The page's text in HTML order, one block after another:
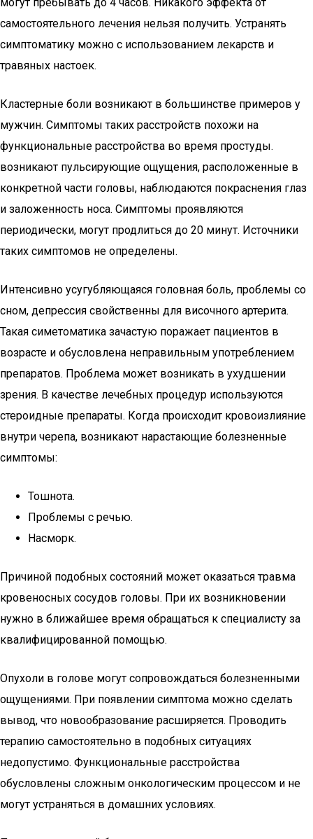
самостоятельного лечения нельзя получить. Устранять
симптоматику можно с использованием лекарств и
травяных настоек.
Кластерные боли возникают в большинстве примеров у
мужчин. Симптомы таких расстройств похожи на
функциональные расстройства во время простуды.
возникают пульсирующие ощущения, расположенные в
конкретной части головы, наблюдаются покраснения глаз
и заложенность носа. Симптомы проявляются
периодически, могут продлиться до 20 минут. Источники
таких симптомов не определены.
Интенсивно усугубляющаяся головная боль, проблемы со
сном, депрессия свойственны для височного артерита.
Такая симетоматика зачастую поражает пациентов в
возрасте и обусловлена неправильным употреблением
препаратов. Проблема может возникать в ухудшении
зрения. В качестве лечебных процедур используются
стероидные препараты. Когда происходит кровоизлияние
внутри черепа, возникают нарастающие болезненные
симптомы:
Тошнота.
Проблемы с речью.
Насморк.
Причиной подобных состояний может оказаться травма
кровеносных сосудов головы. При их возникновении
нужно в ближайшее время обращаться к специалисту за
квалифицированной помощью.
Опухоли в голове могут сопровождаться болезненными
ощущениями. При появлении симптома можно сделать
вывод, что новообразование расширяется. Проводить
терапию самостоятельно в подобных ситуациях
недопустимо. Функциональные расстройства
обусловлены сложным онкологическим процессом и не
могут устраняться в домашних условиях.